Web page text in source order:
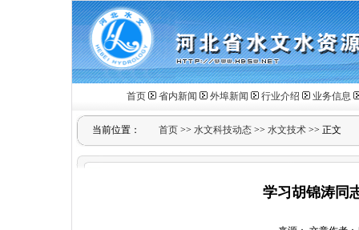
首页 省内新闻 外埠新闻 行业介绍 业务信息
当前位置： 首页 >> 水文科技动态 >> 水文技术 >> 正文
学习胡锦涛同